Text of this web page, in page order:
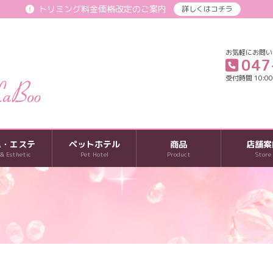
トリミング料金価格改定のご案内 詳しくはコチラ
お気軽にお問
受付時間
エステ
& Esthetic
ペットホテル
Pet Hotel
商品
Product
店舗
Store